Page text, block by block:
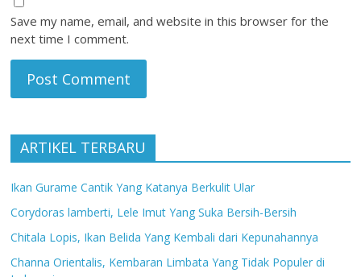
Save my name, email, and website in this browser for the
next time I comment.
ARTIKEL TERBARU
Ikan Gurame Cantik Yang Katanya Berkulit Ular
Corydoras lamberti, Lele Imut Yang Suka Bersih-Bersih
Chitala Lopis, Ikan Belida Yang Kembali dari Kepunahannya
Channa Orientalis, Kembaran Limbata Yang Tidak Populer di